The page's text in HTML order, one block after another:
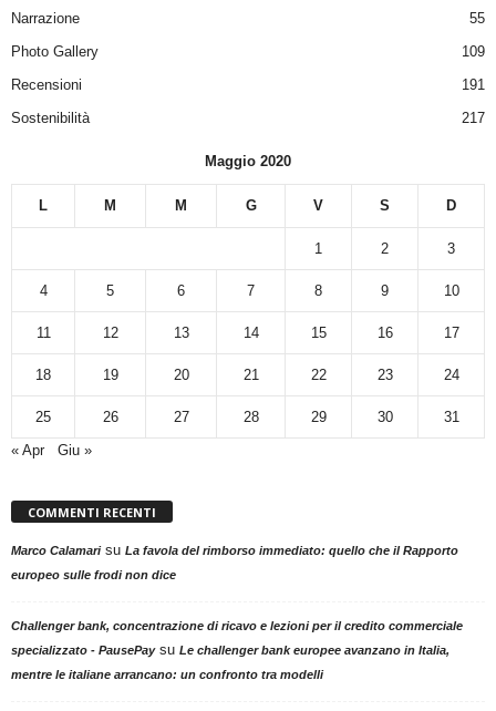
Narrazione
55
Photo Gallery
109
Recensioni
191
Sostenibilità
217
Maggio 2020
L M M G V S D
1 2 3
4 5 6 7 8 9 10
11 12 13 14 15 16 17
18 19 20 21 22 23 24
25 26 27 28 29 30
31
« Apr
Giu »
COMMENTI RECENTI
Marco Calamarisu La favola del rimborso immediato: quello che il Rapporto
europeo sulle frodi non dice
Challenger bank, concentrazione di ricavo e lezioni per il credito commerciale
specializzato - PausePaysu Le challenger bank europee avanzano in Italia,
mentre le italiane arrancano: un confronto tra modelli